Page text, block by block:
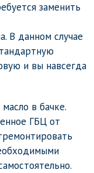
заменить
В данном случае
и вы навсегда
в бачке.
ГБЦ от